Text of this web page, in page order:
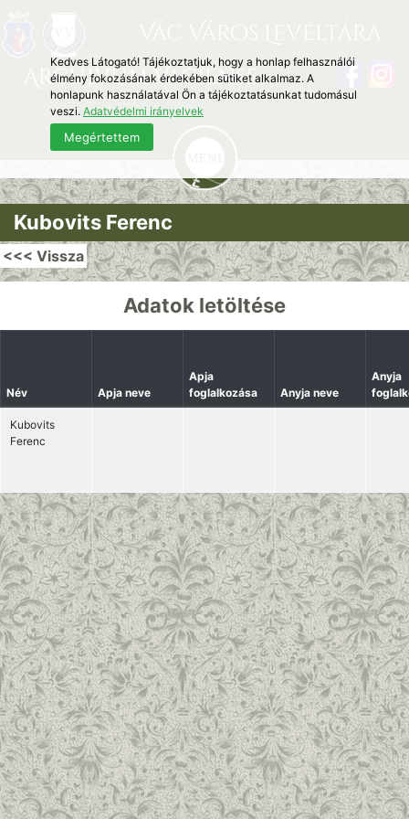
Archivum Vaciense
Kubovits Ferenc
<<< Vissza
Adatok letöltése
Név Apja neve
Apja
foglalkozása
Anyja neve
Anyja
Kubovits
Ferenc
Kedves Látogató! Tájékoztatjuk, hogy a honlap felhasználói
élmény fokozásának érdekében sütiket alkalmaz. A
honlapunk használatával Ön a tájékoztatásunkat tudomásul
veszi. Adatvédelmi irányelvek
Megértettem